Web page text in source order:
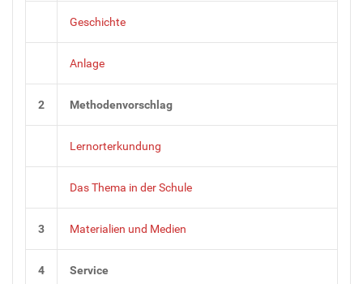
Geschichte
Anlage
2 Methodenvorschlag
Lernorterkundung
Das Thema in der Schule
3 Materialien und Medien
4 Service